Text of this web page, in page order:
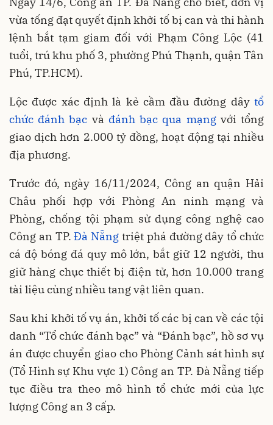
vừa tống đạt quyết định khởi tố bị can và thi hành
lệnh bắt tạm giam đối với Phạm Công Lộc (41
tuổi, trú khu phố 3, phường Phú Thạnh, quận Tân
Phú, TP.HCM).
Lộc được xác định là kẻ cầm đầu đường dây tổ
chức đánh bạc và đánh bạc qua mạngvới tổng
giao dịch hơn 2.000 tỷ đồng, hoạt động tại nhiều
địa phương.
Trước đó, ngày 16/11/2024, Công an quận Hải
Châu phối hợp với Phòng An ninh mạng và
Phòng, chống tội phạm sử dụng công nghệ cao
Công an TP.Đà Nẵng triệt phá đường dây tổ chức
cá độ bóng đá quy mô lớn, bắt giữ 12 người, thu
giữ hàng chục thiết bị điện tử, hơn 10.000 trang
tài liệu cùng nhiều tang vật liên quan.
Sau khi khởi tố vụ án, khởi tố các bị can về các tội
danh “Tổ chức đánh bạc” và “Đánh bạc”, hồ sơ vụ
án được chuyển giao cho Phòng Cảnh sát hình sự
(Tổ Hình sự Khu vực 1) Công an TP. Đà Nẵng tiếp
tục điều tra theo mô hình tổ chức mới của lực
lượng Công an 3 cấp.